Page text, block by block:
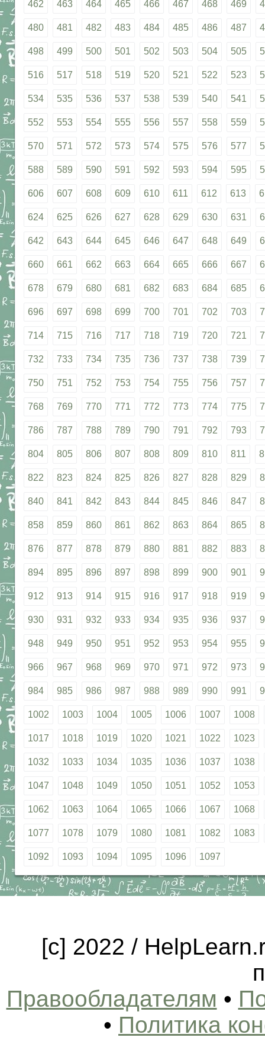
462 463 464 465 466 467 468 469
480 481 482 483 484 485 486 487
498 499 500 501 502 503 504 505
516 517 518 519 520 521 522 523
534 535 536 537 538 539 540 541
552 553 554 555 556 557 558 559
570 571 572 573 574 575 576 577
588 589 590 591 592 593 594 595
606 607 608 609 610 611 612 613
624 625 626 627 628 629 630 631
642 643 644 645 646 647 648 649
660 661 662 663 664 665 666 667
678 679 680 681 682 683 684 685
696 697 698 699 700 701 702 703
714 715 716 717 718 719 720 721
732 733 734 735 736 737 738 739
750 751 752 753 754 755 756 757
768 769 770 771 772 773 774 775
786 787 788 789 790 791 792 793
804 805 806 807 808 809 810 811
822 823 824 825 826 827 828 829
840 841 842 843 844 845 846 847
858 859 860 861 862 863 864 865
876 877 878 879 880 881 882 883
894 895 896 897 898 899 900 901
912 913 914 915 916 917 918 919
930 931 932 933 934 935 936 937
948 949 950 951 952 953 954 955
966 967 968 969 970 971 972 973
984 985 986 987 988 989 990 991
1002 1003 1004 1005 1006 1007 1008
1017 1018 1019 1020 1021 1022 1023
1032 1033 1034 1035 1036 1037 1038
1047 1048 1049 1050 1051 1052 1053
1062 1063 1064 1065 1066 1067 1068
1077 1078 1079 1080 1081 1082 1083
1092 1093 1094 1095 1096 1097
[c] 2022 /
Правообладателям •
• Политика